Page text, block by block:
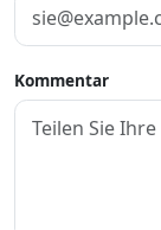
Kommentar